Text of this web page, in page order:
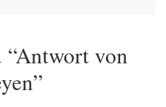
“Antwort von